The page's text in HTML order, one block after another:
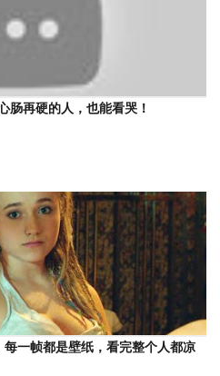
肠再硬的人，也能看哭！
每一帧都是壁纸，看完整个人都凉